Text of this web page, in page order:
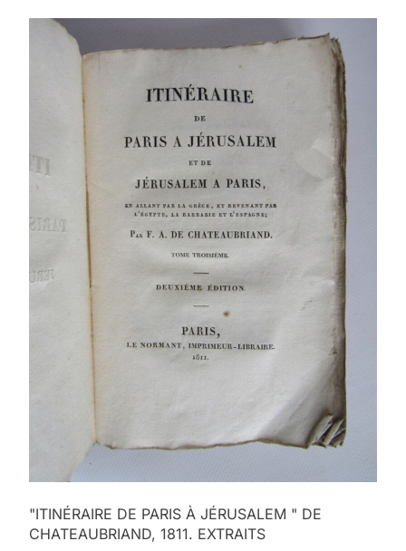
"ITINÉRAIRE DE PARIS À JÉRUSALEM " DE
CHATEAUBRIAND, 1811. EXTRAITS